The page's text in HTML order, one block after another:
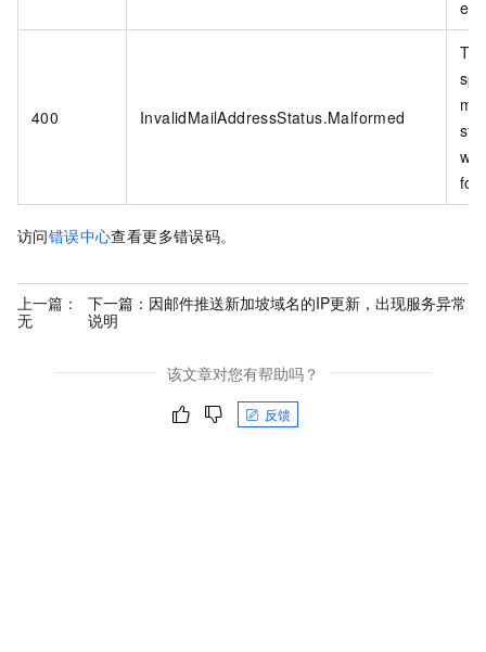
400 InvalidMailAddressStatus.Malformed
访问错误中心查看更多错误码。
上一篇：
无
下一篇： 因邮件推送新加坡域名的IP更新，出现服务异常
说明
该文章对您有帮助吗？
反馈